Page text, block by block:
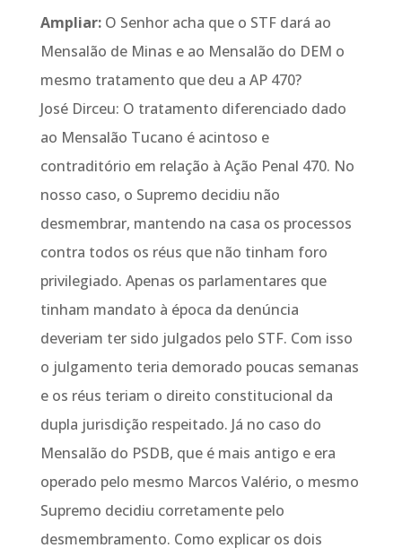
Ampliar:O Senhor acha que o STF dará ao
Mensalão de Minas e ao Mensalão do DEM o
mesmo tratamento que deu a AP 470?
José Dirceu: O tratamento diferenciado dado
ao Mensalão Tucano é acintoso e
contraditório em relação à Ação Penal 470. No
nosso caso, o Supremo decidiu não
desmembrar, mantendo na casa os processos
contra todos os réus que não tinham foro
privilegiado. Apenas os parlamentares que
tinham mandato à época da denúncia
deveriam ter sido julgados pelo STF. Com isso
o julgamento teria demorado poucas semanas
e os réus teriam o direito constitucional da
dupla jurisdição respeitado. Já no caso do
Mensalão do PSDB, que é mais antigo e era
operado pelo mesmo Marcos Valério, o mesmo
Supremo decidiu corretamente pelo
desmembramento. Como explicar os dois